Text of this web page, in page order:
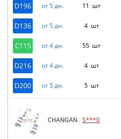
D196 от 5 дн. 11 шт
D136 от 5 дн. 4 шт
C115 от 4 дн. 55 шт
D216 от 4 дн. 4 шт
D200 от 5 дн. 5 шт
CHANGAN S***0